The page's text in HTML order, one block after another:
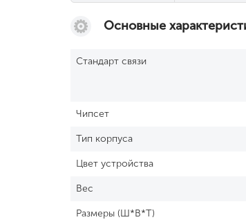
Основные
Стандарт связи
Чипсет
Тип корпуса
Цвет устройства
Вес
Размеры (Ш*В*Т)